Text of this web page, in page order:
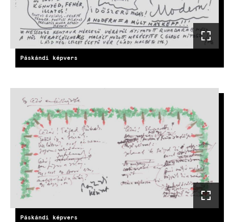
Páskándi képvers
Páskándi képvers